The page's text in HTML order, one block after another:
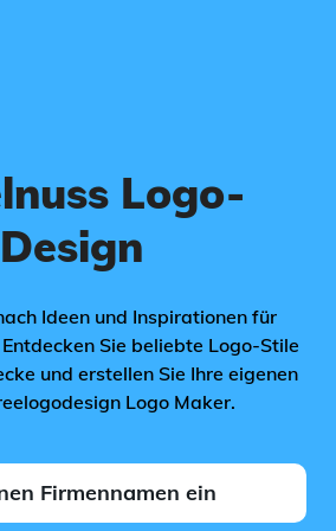
Logo-
Design
Ideen und Inspirationen für
Sie beliebte Logo-Stile
und erstellen Sie Ihre eigenen
Logo Maker.